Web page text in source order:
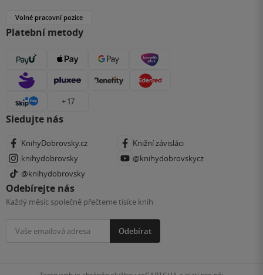
Volné pracovní pozice
Platební metody
+ 17
Sledujte nás
KnihyDobrovsky.cz
Knižní závisláci
knihydobrovsky
@knihydobrovskycz
@knihydobrovsky
Odebírejte nás
Každý měsíc společně přečteme tisíce knih
Odebírat